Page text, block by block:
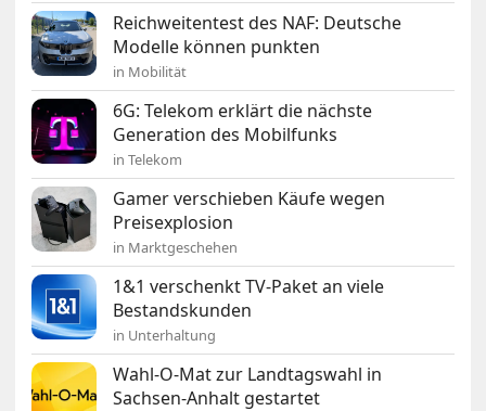
Reichweitentest des NAF: Deutsche
Modelle können punkten
in Mobilität
6G: Telekom erklärt die nächste
Generation des Mobilfunks
in Telekom
Gamer verschieben Käufe wegen
Preisexplosion
in Marktgeschehen
1&1 verschenkt TV-Paket an viele
Bestandskunden
in Unterhaltung
Wahl-O-Mat zur Landtagswahl in
Sachsen-Anhalt gestartet